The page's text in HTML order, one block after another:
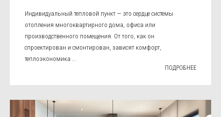
Индивидуальный тепловой пункт — это сердце системы
отопления многоквартирного дома, офиса или
производственного помещения. От того, как он
спроектирован и смонтирован, зависят комфорт,
теплоэкономика ...
ПОДРОБНЕЕ